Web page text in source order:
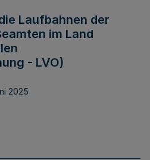
Laufbahnen der
im Land
- LVO)
2025